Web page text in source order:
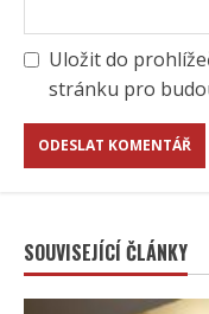
Uložit do
stránku pro
SOUVISEJÍCÍ ČLÁNKY